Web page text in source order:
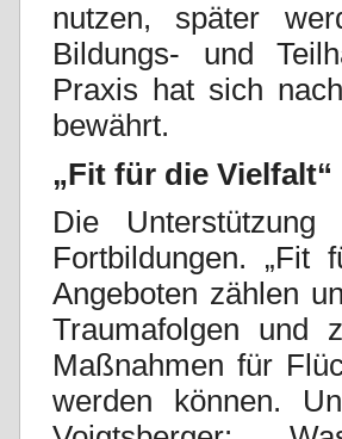
nutzen, später
Bildungs- und
Praxis hat sich
bewährt.
„Fit für die Vielfalt“
Die
Fortbildungen.
Angeboten zählen
Traumafolgen und
Maßnahmen für
werden können.